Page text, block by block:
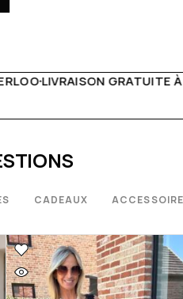
À PARTIR DE 150€LIVE
CADEAUX